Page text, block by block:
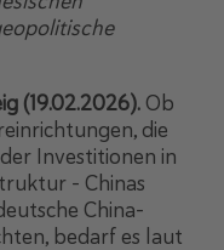
(19.02.2026). Ob
die
Investitionen in
– Chinas
China-
bedarf es laut